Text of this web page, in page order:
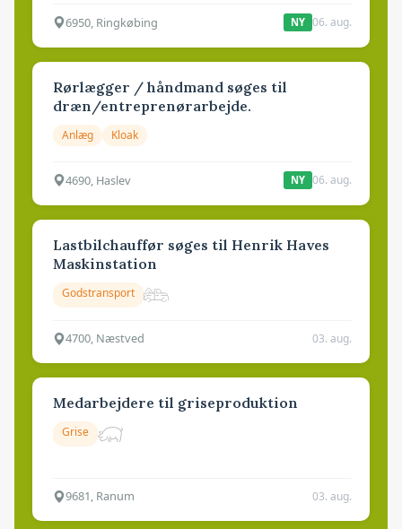
6950, Ringkøbing NY 06. aug.
Rørlægger / håndmand søges til
dræn/entreprenørarbejde.
Anlæg Kloak
4690, Haslev NY 06. aug.
Lastbilchauffør søges til Henrik Haves
Maskinstation
Godstransport
4700, Næstved 03. aug.
Medarbejdere til griseproduktion
Grise
9681, Ranum 03. aug.